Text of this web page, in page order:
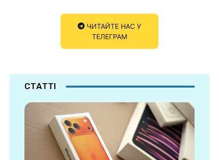
ЧИТАЙТЕ НАС У
ТЕЛЕГРАМ
СТАТТІ